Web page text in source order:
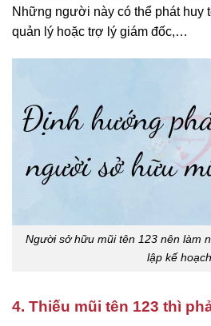
Những người này có thể phát huy
quản lý hoặc trợ lý giám đốc,…
Người sở hữu mũi tên 123 nên làm
lập kế hoạch
4. Thiếu mũi tên 123 thì